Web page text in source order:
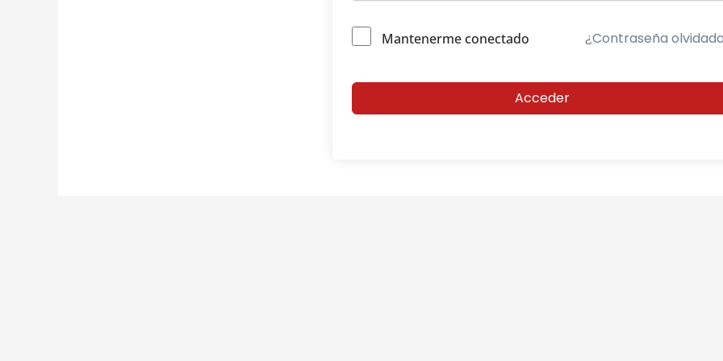
Mantenerme conectado ¿Contraseña
Acceder